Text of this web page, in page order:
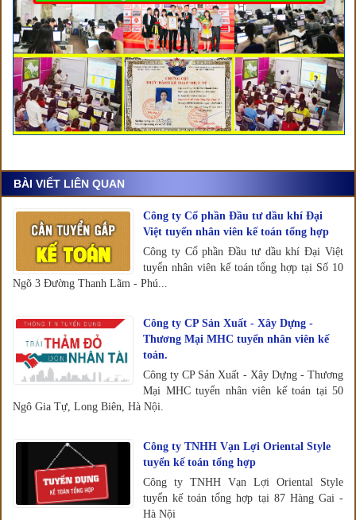
BÀI VIẾT LIÊN QUAN
Công ty Cổ phần Đầu tư dầu khí Đại
Việt tuyển nhân viên kế toán tổng hợp
Công ty Cổ phần Đầu tư dầu khí Đại Việt
tuyển nhân viên kế toán tổng hợp tại Số 10
Ngõ 3 Đường Thanh Lãm - Phú...
Công ty CP Sản Xuất - Xây Dựng -
Thương Mại MHC tuyển nhân viên kế
toán.
Công ty CP Sản Xuất - Xây Dựng - Thương
Mại MHC tuyển nhân viên kế toán tại 50
Ngô Gia Tự, Long Biên, Hà Nội.
Công ty TNHH Vạn Lợi Oriental Style
tuyển kế toán tổng hợp
Công ty TNHH Vạn Lợi Oriental Style
tuyển kế toán tổng hợp tại 87 Hàng Gai -
Hà Nội